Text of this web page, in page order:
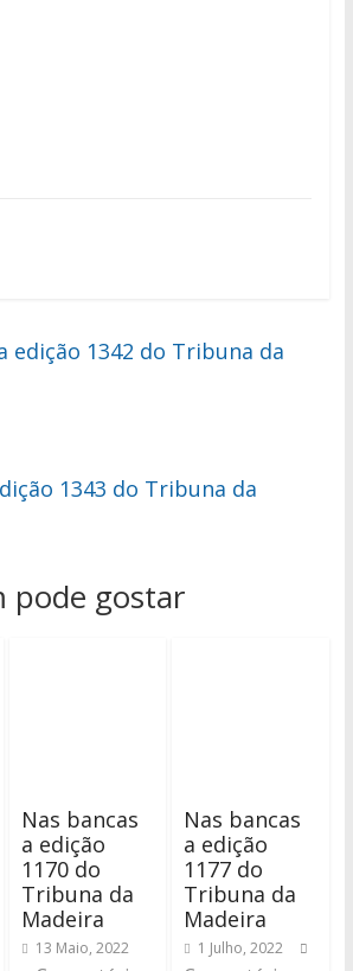
edição 1342 do Tribuna da
1343 do Tribuna da
pode gostar
Nas bancas
a edição
1170 do
Tribuna da
Madeira
13 Maio, 2022
Nas bancas
a edição
1177 do
Tribuna da
Madeira
1 Julho, 2022